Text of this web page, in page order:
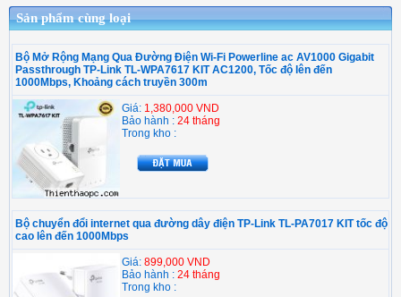
Sản phẩm cùng loại
Bộ Mở Rộng Mạng Qua Đường Điện Wi-Fi Powerline ac AV1000 Gigabit
Passthrough TP-Link TL-WPA7617 KIT AC1200, Tốc độ lên đến
1000Mbps, Khoảng cách truyền 300m
Giá: 1,380,000 VND
Bảo hành : 24 tháng
Trong kho :
Bộ chuyển đổi internet qua đường dây điện TP-Link TL-PA7017 KIT tốc độ
cao lên đến 1000Mbps
Giá: 899,000 VND
Bảo hành : 24 tháng
Trong kho :